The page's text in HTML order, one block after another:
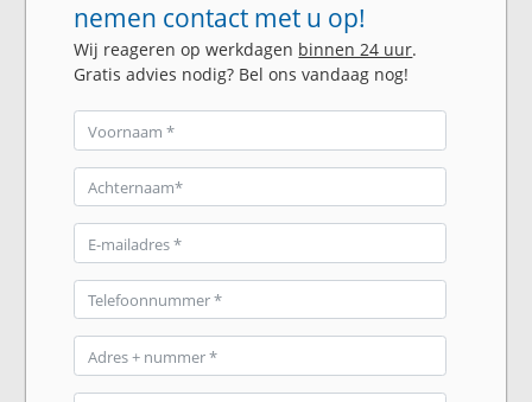
nemen contact met u op!
Wij reageren op werkdagen binnen 24 uur.
Gratis advies nodig? Bel ons vandaag nog!